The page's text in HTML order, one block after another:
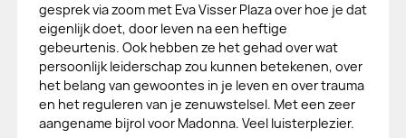
gesprek via zoom met Eva Visser Plaza over hoe je dat
eigenlijk doet, door leven na een heftige
gebeurtenis. Ook hebben ze het gehad over wat
persoonlijk leiderschap zou kunnen betekenen, over
het belang van gewoontes in je leven en over trauma
en het reguleren van je zenuwstelsel. Met een zeer
aangename bijrol voor Madonna. Veel luisterplezier.